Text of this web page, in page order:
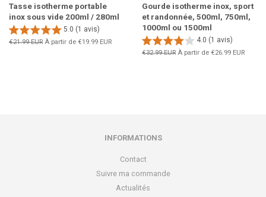
Tasse isotherme portable
inox sous vide 200ml / 280ml
5.0 (1 avis)
Prix
€21.99 EUR À partir de €19.99 EUR
Gourde isotherme inox, sport
et randonnée, 500ml, 750ml,
1000ml ou 1500ml
4.0 (1 avis)
Prix
€32.99 EUR À partir de €26.99 EUR
INFORMATIONS
Contact
Suivre ma commande
Actualités